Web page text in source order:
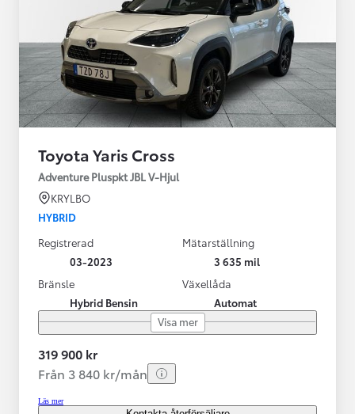
Toyota Yaris Cross
Adventure Pluspkt JBL V-Hjul
KRYLBO
HYBRID
Registrerad
03-2023
Mätarställning
3 635 mil
Bränsle
Hybrid Bensin
Växellåda
Automat
Visa mer
319 900 kr
Från 3 840 kr/mån
Läs mer